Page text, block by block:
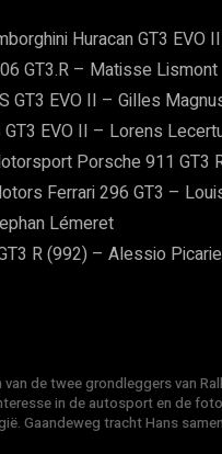
Huracan GT3
GT3.R – Matisse Lismont
GT3 EVO II – Gilles
EVO II – Lorens
Porsche 911 GT3
Ferrari 296 GT3 –
Lémeret
R (992) – Alessio
de twee grondleggers van
in de autosport en de
Gaandeweg tracht Hans